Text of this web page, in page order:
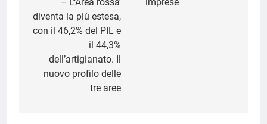
– L’‘Area rossa’
diventa la più estesa,
con il 46,2% del PIL e
il 44,3%
dell’artigianato. Il
nuovo profilo delle
tre aree
imprese